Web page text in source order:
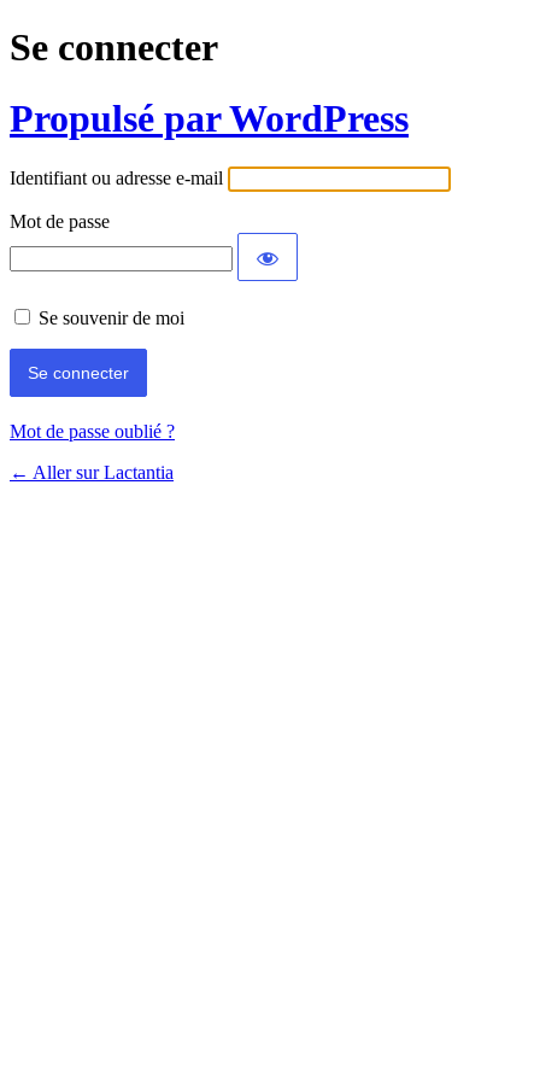
Se connecter
Propulsé par WordPress
Identifiant ou adresse e-mail
Mot de passe
Se souvenir de moi
Mot de passe oublié ?
← Aller sur Lactantia